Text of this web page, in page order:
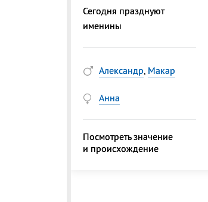
Сегодня празднуют
именины
Александр, Макар
Анна
Посмотреть значение
и происхождение